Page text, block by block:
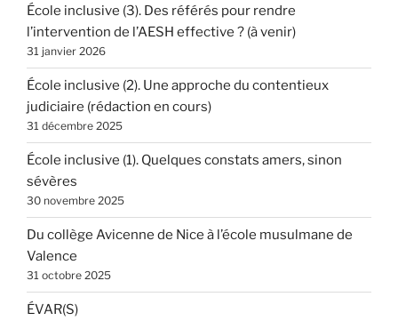
École inclusive (3). Des référés pour rendre
l’intervention de l’AESH effective ? (à venir)
31 janvier 2026
École inclusive (2). Une approche du contentieux
judiciaire (rédaction en cours)
31 décembre 2025
École inclusive (1). Quelques constats amers, sinon
sévères
30 novembre 2025
Du collège Avicenne de Nice à l’école musulmane de
Valence
31 octobre 2025
ÉVAR(S)